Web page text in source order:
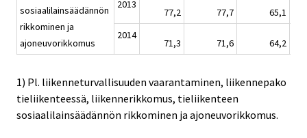
sosiaalilainsäädännön
rikkominen ja
ajoneuvorikkomus
2013
77,2 77,7
65,1
2014
71,3 71,6 64,2
1) Pl. liikenneturvallisuuden vaarantaminen, liikennepako
tieliikenteessä, liikennerikkomus, tieliikenteen
sosiaalilainsäädännön rikkominen ja ajoneuvorikkomus.